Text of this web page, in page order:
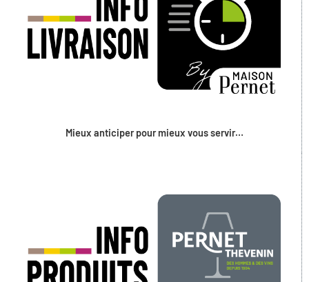
Mieux anticiper pour mieux vous servir…